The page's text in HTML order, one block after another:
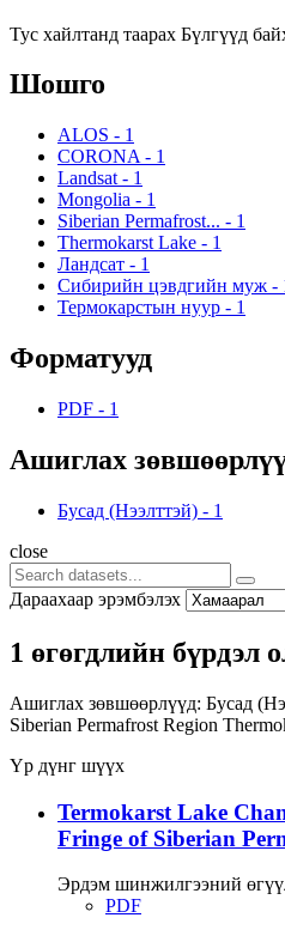
Тус хайлтанд таарах Бүлгүүд
Шошго
ALOS - 1
CORONA - 1
Landsat - 1
Mongolia - 1
Siberian Permafrost... - 1
Thermokarst Lake - 1
Ландсат - 1
Сибирийн цэвдгийн муж -
Термокарстын нуур - 1
Форматууд
PDF - 1
Ашиглах
Бусад (Нээлттэй) - 1
close
Дараахаар эрэмбэлэх
1 өгөгдлийн бүрдэл
Ашиглах зөвшөөрлүүд: Бусад
Siberian Permafrost Region
Үр дүнг шүүх
Termokarst Lake
Fringe of Siberian
Эрдэм шинжилгээний
PDF